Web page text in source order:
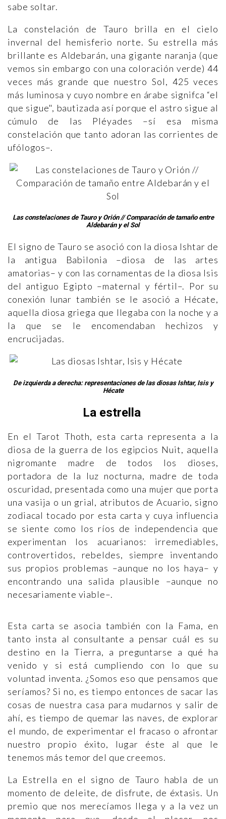
sabe soltar.
La constelación de Tauro brilla en el cielo
invernal del hemisferio norte. Su estrella más
brillante es Aldebarán, una gigante naranja (que
vemos sin embargo con una coloración verde) 44
veces más grande que nuestro Sol, 425 veces
más luminosa y cuyo nombre en árabe signifca “el
que sigue", bautizada así porque el astro sigue al
cúmulo de las Pléyades –sí esa misma
constelación que tanto adoran las corrientes de
ufólogos–.
Las constelaciones de Tauro y Orión // Comparación de tamaño entre
Aldebarán y el Sol
El signo de Tauro se asoció con la diosa Ishtar de
la antigua Babilonia –diosa de las artes
amatorias– y con las cornamentas de la diosa Isis
del antiguo Egipto –maternal y fértil–. Por su
conexión lunar también se le asoció a Hécate,
aquella diosa griega que llegaba con la noche y a
la que se le encomendaban hechizos y
encrucijadas.
De izquierda a derecha: representaciones de las diosas Ishtar, Isis y
Hécate
La estrella
En el Tarot Thoth, esta carta representa a la
diosa de la guerra de los egipcios Nuit, aquella
nigromante madre de todos los dioses,
portadora de la luz nocturna, madre de toda
oscuridad, presentada como una mujer que porta
una vasija o un grial, atributos de Acuario, signo
zodiacal tocado por esta carta y cuya influencia
se siente como los ríos de independencia que
experimentan los acuarianos: irremediables,
controvertidos, rebeldes, siempre inventando
sus propios problemas –aunque no los haya– y
encontrando una salida plausible –aunque no
necesariamente viable–.
Esta carta se asocia también con la Fama, en
tanto insta al consultante a pensar cuál es su
destino en la Tierra, a preguntarse a qué ha
venido y si está cumpliendo con lo que su
voluntad inventa. ¿Somos eso que pensamos que
seríamos? Si no, es tiempo entonces de sacar las
cosas de nuestra casa para mudarnos y salir de
ahí, es tiempo de quemar las naves, de explorar
el mundo, de experimentar el fracaso o afrontar
nuestro propio éxito, lugar éste al que le
tenemos más temor del que creemos.
La Estrella en el signo de Tauro habla de un
momento de deleite, de disfrute, de éxtasis. Un
premio que nos merecíamos llega y a la vez un